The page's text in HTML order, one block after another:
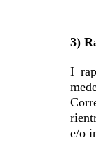
3)
I
e/o